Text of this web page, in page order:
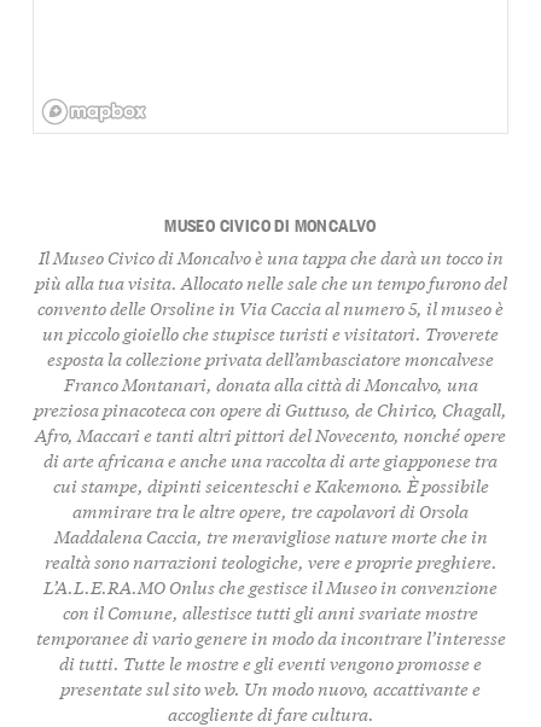
MUSEO CIVICO DI MONCALVO
Il Museo Civico di Moncalvo è una tappa che darà un tocco in
più alla tua visita. Allocato nelle sale che un tempo furono del
convento delle Orsoline in Via Caccia al numero 5, il museo è
un piccolo gioiello che stupisce turisti e visitatori. Troverete
esposta la collezione privata dell’ambasciatore moncalvese
Franco Montanari, donata alla città di Moncalvo, una
preziosa pinacoteca con opere di Guttuso, de Chirico, Chagall,
Afro, Maccari e tanti altri pittori del Novecento, nonché opere
di arte africana e anche una raccolta di arte giapponese tra
cui stampe, dipinti seicenteschi e Kakemono. È possibile
ammirare tra le altre opere, tre capolavori di Orsola
Maddalena Caccia, tre meravigliose nature morte che in
realtà sono narrazioni teologiche, vere e proprie preghiere.
L’A.L.E.RA.MO Onlus che gestisce il Museo in convenzione
con il Comune, allestisce tutti gli anni svariate mostre
temporanee di vario genere in modo da incontrare l’interesse
di tutti. Tutte le mostre e gli eventi vengono promosse e
presentate sul sito web. Un modo nuovo, accattivante e
accogliente di fare cultura.